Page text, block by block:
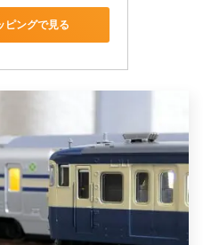
ピングで見る